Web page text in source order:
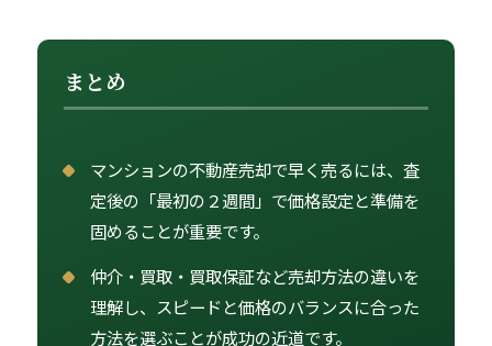
まとめ
マンションの不動産売却で早く売るには、査
定後の「最初の２週間」で価格設定と準備を
固めることが重要です。
仲介・買取・買取保証など売却方法の違いを
理解し、スピードと価格のバランスに合った
方法を選ぶことが成功の近道です。